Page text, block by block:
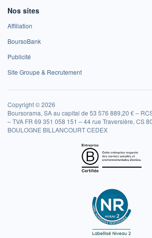
Nos sites
Affiliation
BoursoBank
Publicité
Site Groupe & Recrutement
Copyright © 2026
Boursorama, SA au capital de 53 576 889,20 € –
– TVA FR 69 351 058 151 – 44 rue Traversière, CS
BOULOGNE BILLANCOURT CEDEX